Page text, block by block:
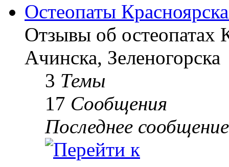
Остеопаты
Отзывы об остеопатах
Ачинска, Зеленогорска
3 Темы
17 Сообщения
Последнее сообщение